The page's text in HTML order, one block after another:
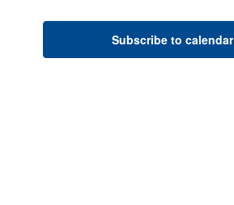
Subscribe to calendar